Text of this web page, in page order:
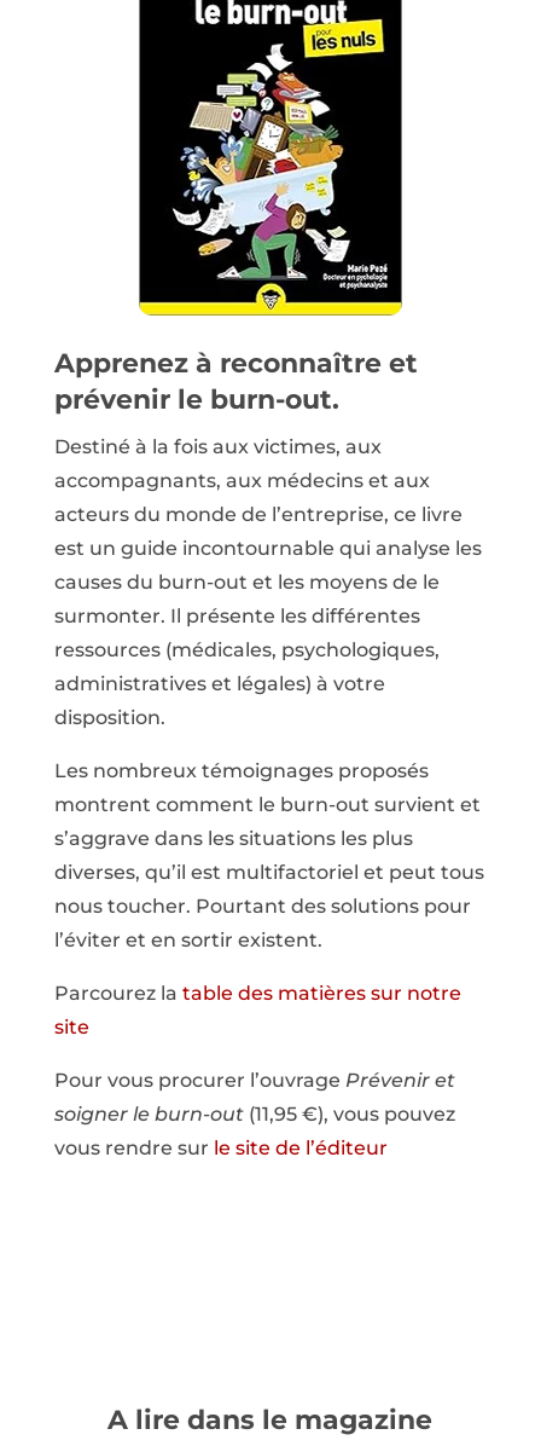
Apprenez à reconnaître et
prévenir le burn-out.
Destiné à la fois aux victimes, aux
accompagnants, aux médecins et aux
acteurs du monde de l’entreprise, ce livre
est un guide incontournable qui analyse les
causes du burn-out et les moyens de le
surmonter. Il présente les différentes
ressources (médicales, psychologiques,
administratives et légales) à votre
disposition.
Les nombreux témoignages proposés
montrent comment le burn-out survient et
s’aggrave dans les situations les plus
diverses, qu’il est multifactoriel et peut tous
nous toucher. Pourtant des solutions pour
l’éviter et en sortir existent.
Parcourez la table des matières sur notre
site
Pour vous procurer l’ouvrage Prévenir et
soigner le burn-out(11,95 €), vous pouvez
vous rendre sur le site de l’éditeur
A lire dans le magazine